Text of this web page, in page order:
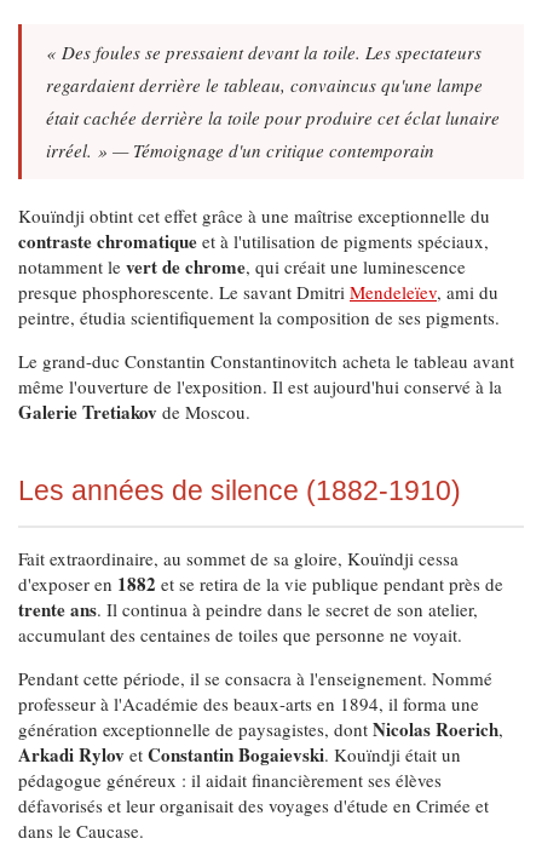
« Des foules se pressaient devant la toile. Les spectateurs
regardaient derrière le tableau, convaincus qu'une lampe
était cachée derrière la toile pour produire cet éclat lunaire
irréel. » — Témoignage d'un critique contemporain
Kouïndji obtint cet effet grâce à une maîtrise exceptionnelle du
contraste chromatique et à l'utilisation de pigments spéciaux,
notamment le vert de chrome, qui créait une luminescence
presque phosphorescente. Le savant Dmitri Mendeleïev, ami du
peintre, étudia scientifiquement la composition de ses pigments.
Le grand-duc Constantin Constantinovitch acheta le tableau avant
même l'ouverture de l'exposition. Il est aujourd'hui conservé à la
Galerie Tretiakov de Moscou.
Les années de silence (1882-1910)
Fait extraordinaire, au sommet de sa gloire, Kouïndji cessa
d'exposer en 1882 et se retira de la vie publique pendant près de
trente ans. Il continua à peindre dans le secret de son atelier,
accumulant des centaines de toiles que personne ne voyait.
Pendant cette période, il se consacra à l'enseignement. Nommé
professeur à l'Académie des beaux-arts en 1894, il forma une
génération exceptionnelle de paysagistes, dont Nicolas Roerich,
Arkadi Rylov et Constantin Bogaievski. Kouïndji était un
pédagogue généreux : il aidait financièrement ses élèves
défavorisés et leur organisait des voyages d'étude en Crimée et
dans le Caucase.